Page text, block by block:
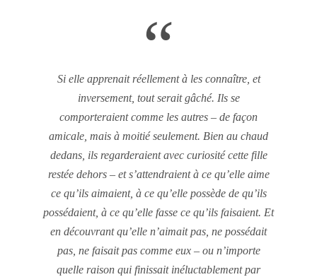
“
Si elle apprenait réellement à les connaître, et
inversement, tout serait gâché. Ils se
comporteraient comme les autres – de façon
amicale, mais à moitié seulement. Bien au chaud
dedans, ils regarderaient avec curiosité cette fille
restée dehors – et s’attendraient à ce qu’elle aime
ce qu’ils aimaient, à ce qu’elle possède de qu’ils
possédaient, à ce qu’elle fasse ce qu’ils faisaient. Et
en découvrant qu’elle n’aimait pas, ne possédait
pas, ne faisait pas comme eux – ou n’importe
quelle raison qui finissait inéluctablement par